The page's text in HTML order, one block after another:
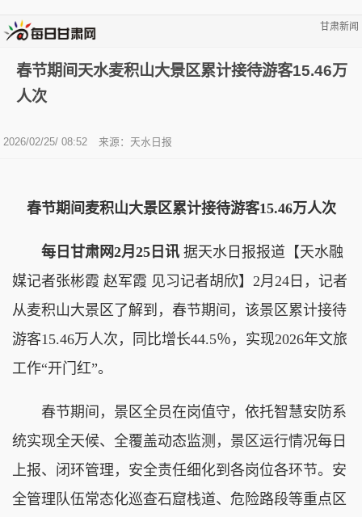
甘肃新闻
春节期间天水麦积山大景区累计接待游客15.46万
人次
2026/02/25/ 08:52 来源：天水日报
春节期间麦积山大景区累计接待游客15.46万人次
每日甘肃网2月25日讯 据天水日报报道【天水融
媒记者张彬霞 赵军霞 见习记者胡欣】2月24日，记者
从麦积山大景区了解到，春节期间，该景区累计接待
游客15.46万人次，同比增长44.5％，实现2026年文旅
工作“开门红”。
春节期间，景区全员在岗值守，依托智慧安防系
统实现全天候、全覆盖动态监测，景区运行情况每日
上报、闭环管理，安全责任细化到各岗位各环节。安
全管理队伍常态化巡查石窟栈道、危险路段等重点区